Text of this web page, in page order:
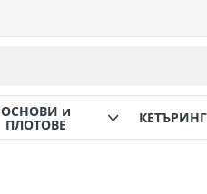
ОСНОВИ и
ПЛОТОВЕ КЕТЪРИНГ